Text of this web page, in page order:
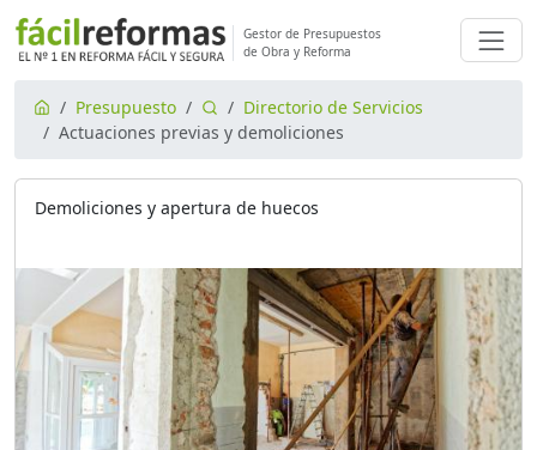
Gestor de Presupuestos
de Obra y Reforma
Presupuesto
Directorio de Servicios
Actuaciones previas y demoliciones
Demoliciones y apertura de huecos